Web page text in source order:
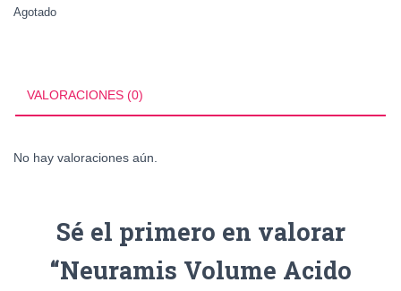
Agotado
VALORACIONES (0)
No hay valoraciones aún.
Sé el primero en valorar
“Neuramis Volume Acido